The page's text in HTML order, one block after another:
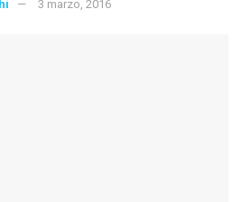
3 marzo, 2016